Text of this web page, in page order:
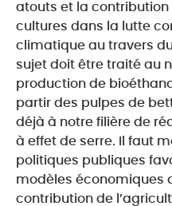
atouts et la
cultures dans la lutte
climatique au travers
sujet doit être traité au
production de
partir des pulpes de
déjà à notre filière de
à effet de serre. Il faut
politiques publiques
modèles économiques
contribution de